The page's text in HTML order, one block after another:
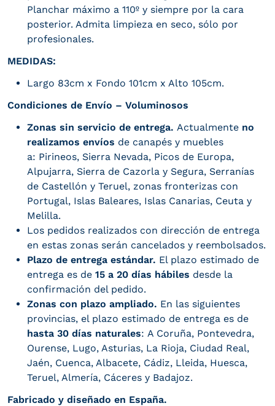
Planchar máximo a 110º y siempre por la cara
posterior. Admita limpieza en seco, sólo por
profesionales.
MEDIDAS:
Largo 83cm x Fondo 101cm x Alto 105cm.
Condiciones de Envío – Voluminosos
Zonas sin servicio de entrega. Actualmente no
realizamos envíos de canapés y muebles
a: Pirineos, Sierra Nevada, Picos de Europa,
Alpujarra, Sierra de Cazorla y Segura, Serranías
de Castellón y Teruel, zonas fronterizas con
Portugal, Islas Baleares, Islas Canarias, Ceuta y
Melilla.
Los pedidos realizados con dirección de entrega
en estas zonas serán cancelados y reembolsados.
Plazo de entrega estándar. El plazo estimado de
entrega es de 15 a 20 días hábiles desde la
confirmación del pedido.
Zonas con plazo ampliado. En las siguientes
provincias, el plazo estimado de entrega es de
hasta 30 días naturales: A Coruña, Pontevedra,
Ourense, Lugo, Asturias, La Rioja, Ciudad Real,
Jaén, Cuenca, Albacete, Cádiz, Lleida, Huesca,
Teruel, Almería, Cáceres y Badajoz.
Fabricado y diseñado en España.